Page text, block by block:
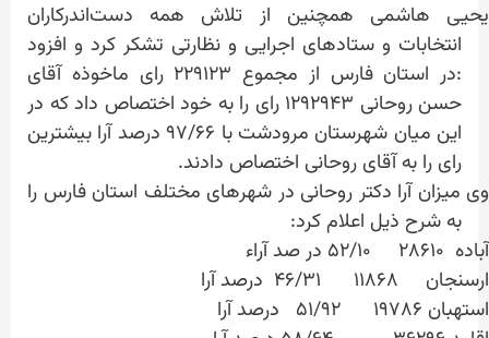
یحیی هاشمی همچنین از تلاش همه دست‌اندرکاران
انتخابات و ستادهای اجرایی و نظارتی تشکر کرد و افزود
:در استان فارس از مجموع ۲۲۹۱۲۳ رای ماخوذه آقای
حسن روحانی ۱۲۹۲۹۴۳ رای را به خود اختصاص داد که در
این میان شهرستان مرودشت با ۹۷/۶۶ درصد آرا بیشترین
رای را به آقای روحانی اختصاص دادند.
وی میزان آرا دکتر روحانی در شهرهای مختلف استان فارس را
به شرح ذیل اعلام کرد:
آباده ۲۸۶۱۰ ۵۲/۱۰ در صد آراء
ارسنجان ۱۱۸۶۸ ۴۶/۳۱ درصد آرا
استهبان ۱۹۷۸۶ ۵۱/۹۲ درصد آرا